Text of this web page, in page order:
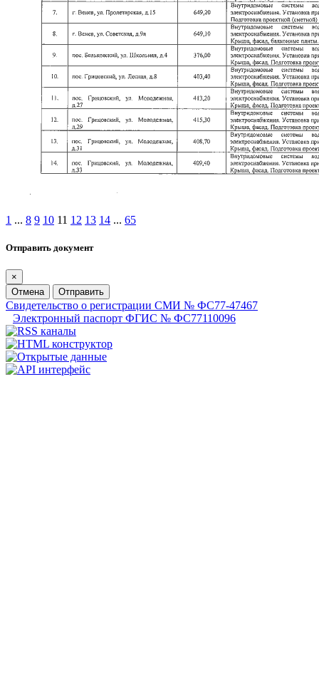
1 ... 8 9 10 11 12 13 14 ... 65
Отправить документ
×
Отмена
Отправить
Свидетельство о регистрации СМИ № ФС77-47467
Электронный паспорт ФГИС № ФС77110096